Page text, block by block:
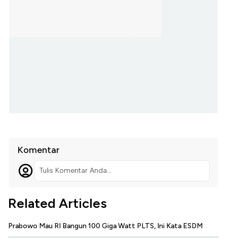
Komentar
Tulis Komentar Anda...
Related Articles
Prabowo Mau RI Bangun 100 Giga Watt PLTS, Ini Kata ESDM